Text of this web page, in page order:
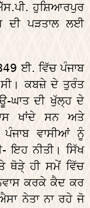
ਹੁਸ਼ਿਆਰਪੁਰ
ਦੀ ਪੜਤਾਲ ਲਈ
ਈ. ਵਿੱਚ ਪੰਜਾਬ
ਕਬਜ਼ੇ ਦੇ ਤੁਰੰਤ
ਘਾਤ ਦੀ ਖੁੱਲ੍ਹ ਦੇ
ਖਾਂਦੇ ਸਨ ਅਤੇ
ਵਾਸੀਆਂ ਨੂੰ
ਇਹ ਨੀਤੀ। ਸਿੱਖ
ਥੋੜੇ੍ ਹੀ ਸਮੇਂ ਵਿੱਚ
ਕਰਕੇ ਕੈਦ ਕਰ
ਨੇਤਾ ਨਾ ਰਹੇ ਜੋ